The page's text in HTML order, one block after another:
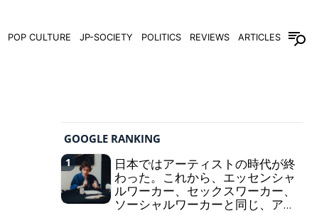
POP CULTURE JP-SOCIETY POLITICS REVIEWS ARTICLES
GOOGLE RANKING
1
日本ではアーティストの時代が終
わった。これから、エッセンシャ
ルワーカー、セックスワーカー、
ソーシャルワーカーと同じ、アー